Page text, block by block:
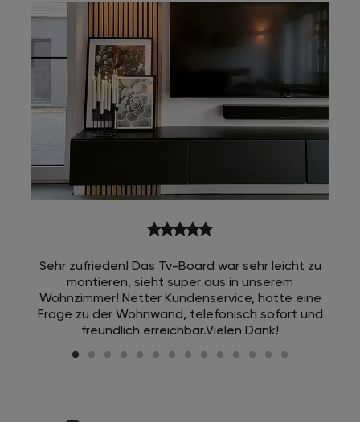
starstarstarstarstar
Sehr zufrieden! Das Tv-Board war sehr leicht zu
montieren, sieht super aus in unserem
Wohnzimmer! Netter Kundenservice, hatte eine
Frage zu der Wohnwand, telefonisch sofort und
freundlich erreichbar.Vielen Dank!